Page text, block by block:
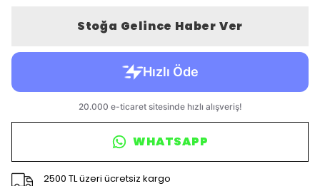
Stoğa Gelince Haber Ver
WHATSAPP
2500 TL üzeri ücretsiz kargo